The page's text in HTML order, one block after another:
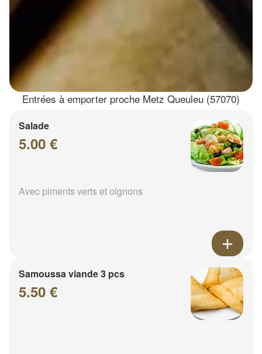
Entrées à emporter proche Metz Queuleu (57070)
Salade
5.00 €
Avec piments verts et oignons
Samoussa viande 3 pcs
5.50 €